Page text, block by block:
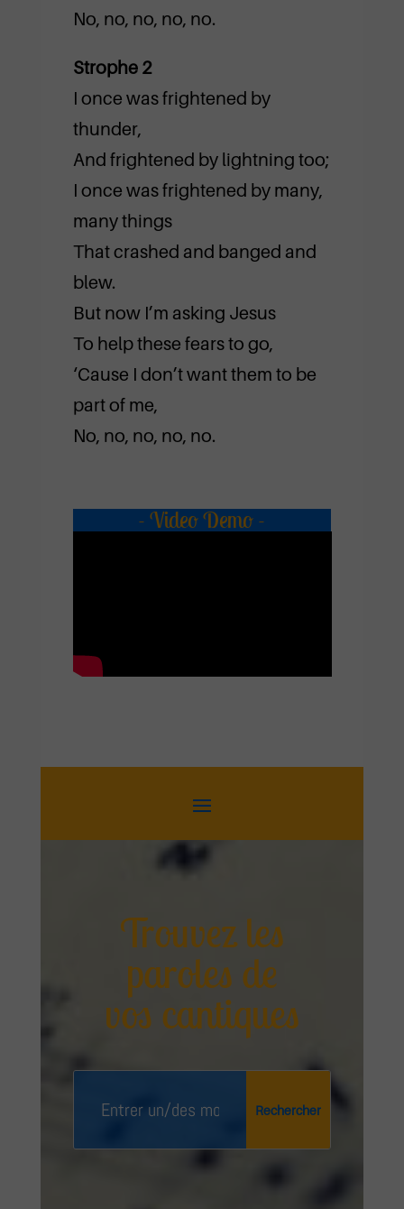
No, no, no, no, no.
Strophe 2
I once was frightened by
thunder,
And frightened by lightning too;
I once was frightened by many,
many things
That crashed and banged and
blew.
But now I’m asking Jesus
To help these fears to go,
‘Cause I don’t want them to be
part of me,
No, no, no, no, no.
- Video Demo -
Trouvez les
paroles de
vos cantiques